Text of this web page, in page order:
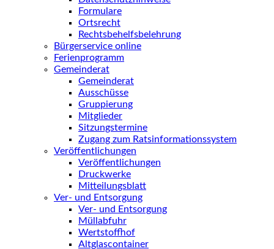
Formulare
Ortsrecht
Rechtsbehelfsbelehrung
Bürgerservice online
Ferienprogramm
Gemeinderat
Gemeinderat
Ausschüsse
Gruppierung
Mitglieder
Sitzungstermine
Zugang zum Ratsinformationssystem
Veröffentlichungen
Veröffentlichungen
Druckwerke
Mitteilungsblatt
Ver- und Entsorgung
Ver- und Entsorgung
Müllabfuhr
Wertstoffhof
Altglascontainer